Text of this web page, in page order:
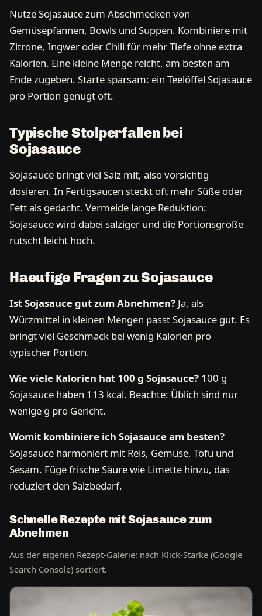
Nutze Sojasauce zum Abschmecken von
Gemüsepfannen, Bowls und Suppen. Kombiniere mit
Zitrone, Ingwer oder Chili für mehr Tiefe ohne extra
Kalorien. Eine kleine Menge reicht, am besten am
Ende zugeben. Starte sparsam: ein Teelöffel Sojasauce
pro Portion genügt oft.
Typische Stolperfallen bei
Sojasauce
Sojasauce bringt viel Salz mit, also vorsichtig
dosieren. In Fertigsaucen steckt oft mehr Süße oder
Fett als gedacht. Vermeide lange Reduktion:
Sojasauce wird dabei salziger und die Portionsgröße
rutscht leicht hoch.
Haeufige Fragen zu Sojasauce
Ist Sojasauce gut zum Abnehmen? Ja, als
Würzmittel in kleinen Mengen passt Sojasauce gut. Es
bringt viel Geschmack bei wenig Kalorien pro
typischer Portion.
Wie viele Kalorien hat 100 g Sojasauce? 100 g
Sojasauce haben 113 kcal. Beachte: Üblich sind nur
wenige g pro Gericht.
Womit kombiniere ich Sojasauce am besten?
Sojasauce harmoniert mit Reis, Gemüse, Tofu und
Sesam. Füge frische Säure wie Limette hinzu, das
reduziert den Salzbedarf.
Schnelle Rezepte mit Sojasauce zum
Abnehmen
Aus der eigenen Rezept-Galerie: nach Klick-Stärke (Google
Search Console) sortiert.